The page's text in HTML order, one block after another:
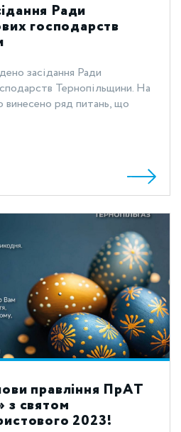
Ради
господарств
засідання Ради
Тернопільщини. На
ряд питань, що
правління ПрАТ
з святом
2023!